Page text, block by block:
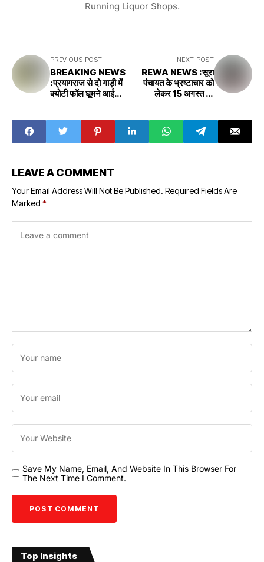
Running Liquor Shops.
PREVIOUS POST
BREAKING NEWS
:प्रयागराज से दो गाड़ी में
क्योटी फॉल घूमने आई
NEXT POST
REWA NEWS :सूरा
पंचायत के भ्रष्टाचार को
लेकर 15 अगस्त को
LEAVE A COMMENT
Your Email Address Will Not Be Published. Required Fields Are
Marked *
Save My Name, Email, And Website In This Browser For
The Next Time I Comment.
Top Insights